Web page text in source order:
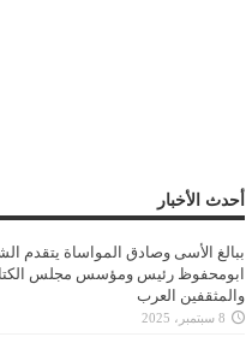
أحدث الأخبار
ببالغ الأسى وصادق المواساة يتقدم
ابومحفوظ رئيس ومؤسس مجلس الكتاب
والمثقفين العرب
8 سبتمبر، 2025